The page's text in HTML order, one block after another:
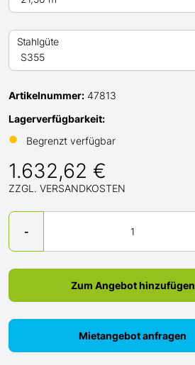
Stahlgüte
Artikelnummer: 47813
Lagerverfügbarkeit:
●
Begrenzt verfügbar
1.632,62 €
ZZGL. VERSANDKOSTEN
-
Menge
Zum Angebot hinzufügen
Mietangebot anfragen